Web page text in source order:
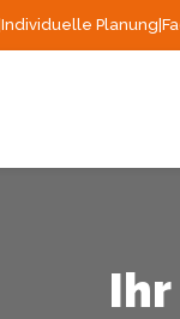
Individuelle Planung